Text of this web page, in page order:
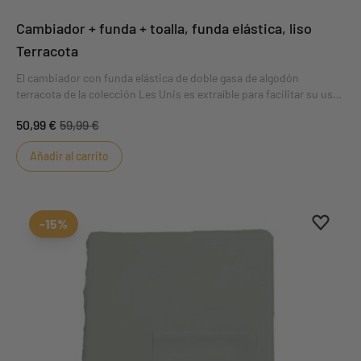
Cambiador + funda + toalla, funda elástica, liso
Terracota
El cambiador con funda elástica de doble gasa de algodón
terracota de la colección Les Unis es extraíble para facilitar su uso.
cambiarlo. Su práctica toalla de rizo protegerá el colchón de
pequeños percances.
50,99 € 59,99 €
Añadir al carrito
borrar
-15%